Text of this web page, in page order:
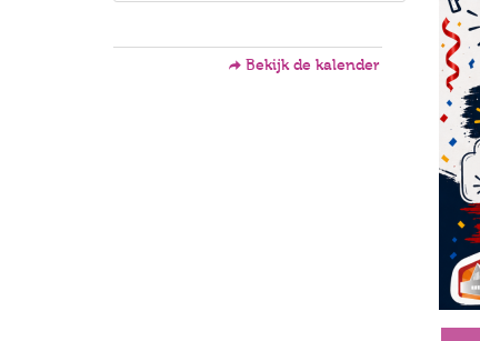
Bekijk de kalender